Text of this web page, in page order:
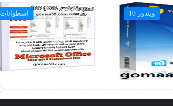
اسطوانات ويندوز 10